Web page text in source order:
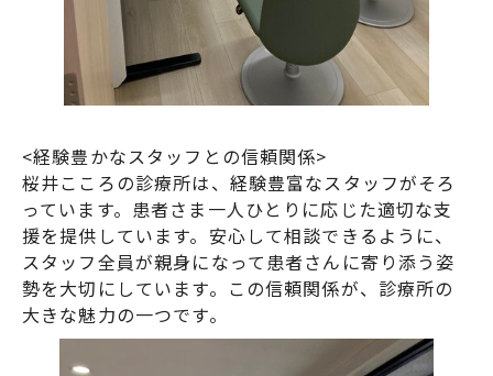
<経験豊かなスタッフとの信頼関係>
桜井こころの診療所は、経験豊富なスタッフがそろ
っています。患者さま一人ひとりに応じた適切な支
援を提供しています。安心して相談できるように、
スタッフ全員が親身になって患者さんに寄り添う姿
勢を大切にしています。この信頼関係が、診療所の
大きな魅力の一つです。